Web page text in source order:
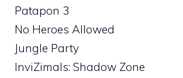
Patapon 3
No Heroes Allowed
Jungle Party
InviZimals: Shadow Zone